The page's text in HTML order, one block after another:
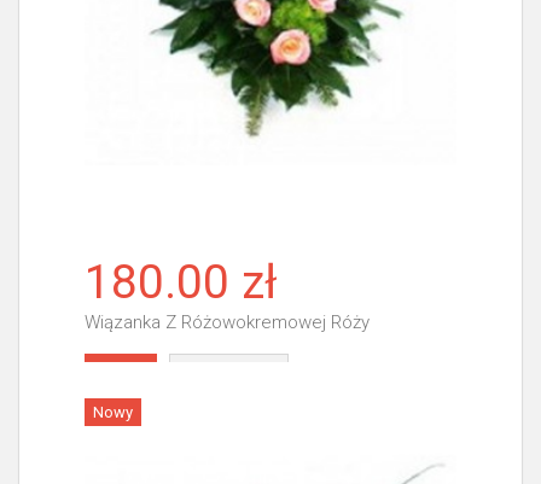
180.00 zł
Wiązanka Z Różowokremowej Róży
Nowy